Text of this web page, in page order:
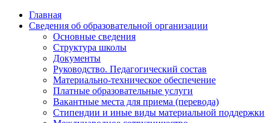
Главная
Сведения об образовательной организации
Основные сведения
Структура школы
Документы
Руководство. Педагогический состав
Материально-техническое обеспечение
Платные образовательные услуги
Вакантные места для приема (перевода)
Стипендии и иные виды материальной поддержки